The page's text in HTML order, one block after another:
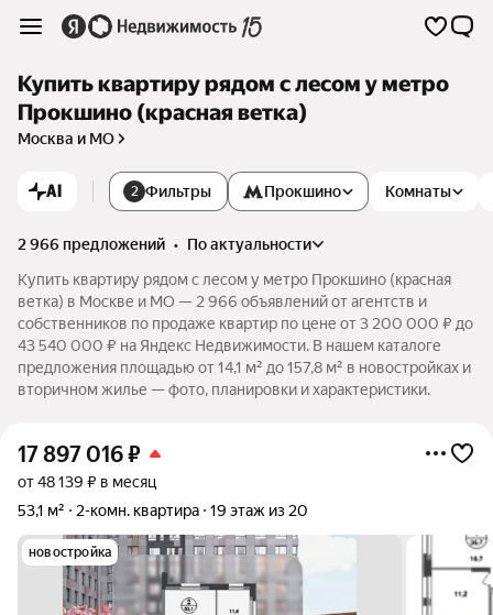
Купить квартиру рядом с лесом у метро
Прокшино (красная ветка)
Москва и МО
AI 2 Фильтры Комнаты
Прокшино
2 966 предложений •
по актуальности
Купить квартиру рядом с лесом у метро Прокшино (красная
ветка) в Москве и МО — 2 966 объявлений от агентств и
собственников по продаже квартир по цене от 3 200 000 ₽ до
43 540 000 ₽ на Яндекс Недвижимости. В нашем каталоге
предложения площадью от 14,1 м² до 157,8 м² в новостройках и
вторичном жилье — фото, планировки и характеристики.
17 897 016₽
от 48 139 ₽ в месяц
53,1 м²
2-комн. квартира 19 этаж из 20
новостройка